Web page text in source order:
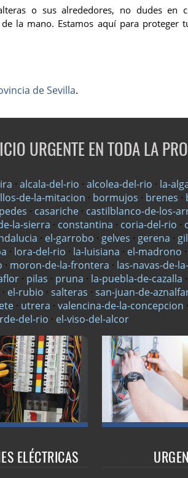
o sus alrededores, no dudes en
la mano. Estamos aquí para proteger
de Sevilla.
URGENTE EN TODA LA
· alcala-del-rio · alcolea-del-rio · la-
de-la-mitacion · bormujos · brenes ·
· casariche · castilblanco-de-los-
la-sierra · constantina · coria-del-rio ·
· el-garrobo · gelves · gerena ·
· lora-del-rio · la-luisiana · el-madrono ·
· moron-de-la-frontera · las-navas-de-
· pilas · pruna · la-puebla-de-cazalla ·
· el-rubio · salteras · san-juan-de-
· utrera · valencina-de-la-concepcion ·
del-rio · el-viso-del-alcor
ELÉCTRICAS